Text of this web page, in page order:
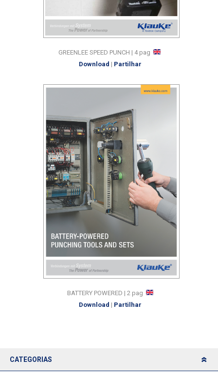
GREENLEE SPEED PUNCH | 4 pag
Download | Partilhar
BATTERY POWERED | 2 pag
Download | Partilhar
CATEGORIAS